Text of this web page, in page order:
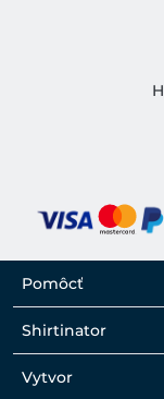
Pomôcť
Shirtinator
Vytvor